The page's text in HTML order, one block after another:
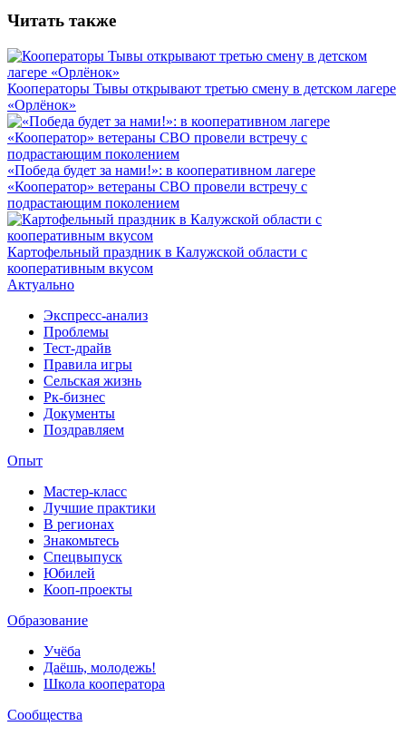
Читать также
Кооператоры Тывы открывают третью смену в детском лагере
«Орлёнок»
«Победа будет за нами!»: в кооперативном лагере
«Кооператор» ветераны СВО провели встречу с
подрастающим поколением
Картофельный праздник в Калужской области с
кооперативным вкусом
Актуально
Экспресс-анализ
Проблемы
Тест-драйв
Правила игры
Сельская жизнь
Рк-бизнес
Документы
Поздравляем
Опыт
Мастер-класс
Лучшие практики
В регионах
Знакомьтесь
Спецвыпуск
Юбилей
Кооп-проекты
Образование
Учёба
Даёшь, молодежь!
Школа кооператора
Сообщества